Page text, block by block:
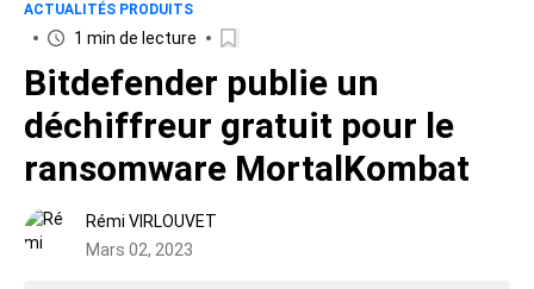
ACTUALITÉS PRODUITS
1 min de lecture
Bitdefender publie un
déchiffreur gratuit pour le
ransomware MortalKombat
Rémi VIRLOUVET
Mars 02, 2023